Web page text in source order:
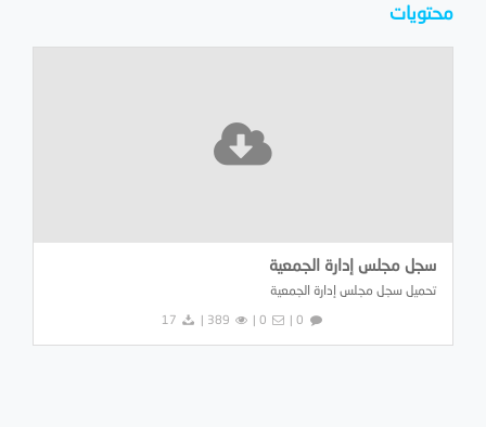
محتويات
سجل مجلس إدارة الجمعية
تحميل سجل مجلس إدارة الجمعية
0 |
0 |
389 |
17